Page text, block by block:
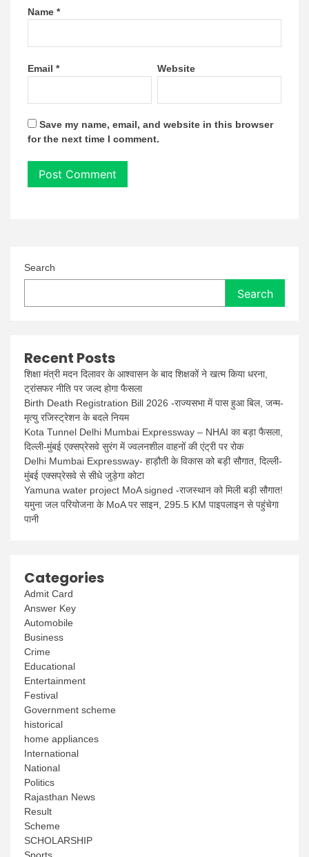
Name *
Email * Website
Save my name, email, and website in this browser
for the next time I comment.
Search
Search
Recent Posts
शिक्षा मंत्री मदन दिलावर के आश्वासन के बाद शिक्षकों ने खत्म किया धरना,
ट्रांसफर नीति पर जल्द होगा फैसला
Birth Death Registration Bill 2026 -राज्यसभा में पास हुआ बिल, जन्म-
मृत्यु रजिस्ट्रेशन के बदले नियम
Kota Tunnel Delhi Mumbai Expressway – NHAI का बड़ा फैसला,
दिल्ली-मुंबई एक्सप्रेसवे सुरंग में ज्वलनशील वाहनों की एंट्री पर रोक
Delhi Mumbai Expressway- हाड़ौती के विकास को बड़ी सौगात, दिल्ली-
मुंबई एक्सप्रेसवे से सीधे जुड़ेगा कोटा
Yamuna water project MoA signed -राजस्थान को मिली बड़ी सौगात!
यमुना जल परियोजना के MoA पर साइन, 295.5 KM पाइपलाइन से पहुंचेगा
पानी
Categories
Admit Card
Answer Key
Automobile
Business
Crime
Educational
Entertainment
Festival
Government scheme
historical
home appliances
International
National
Politics
Rajasthan News
Result
Scheme
SCHOLARSHIP
Sports